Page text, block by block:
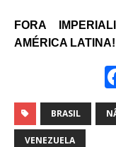
FORA
AMÉRICA LATINA!
BRASIL
VENEZUELA